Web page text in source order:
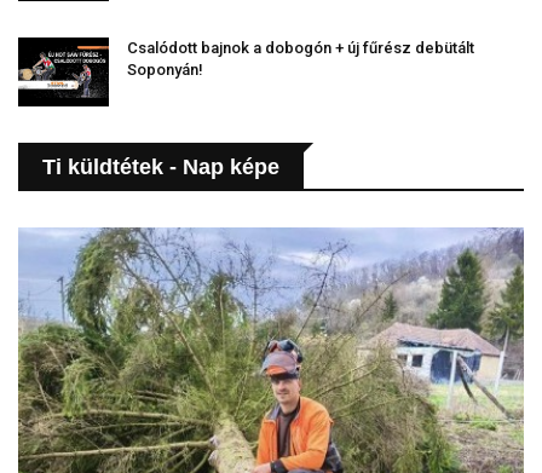
Csalódott bajnok a dobogón + új fűrész debütált
Soponyán!
Ti küldtétek - Nap képe